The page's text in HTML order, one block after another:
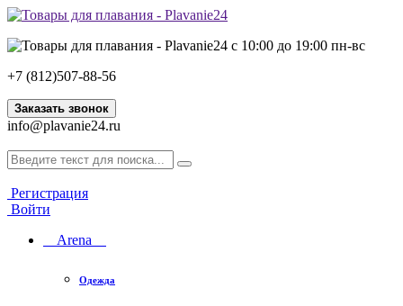
с 10:00 до 19:00 пн-вс
+7 (812)507-88-56
Заказать звонок
info@plavanie24.ru
Регистрация
Войти
Arena
Одежда